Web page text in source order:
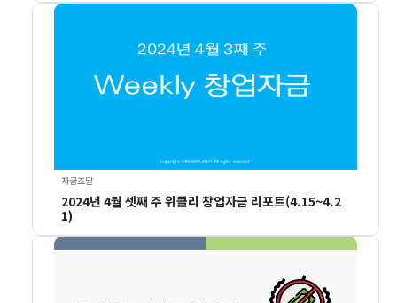
자금조달
2024년 4월 셋째 주 위클리 창업자금 리포트(4.15~4.2
1)